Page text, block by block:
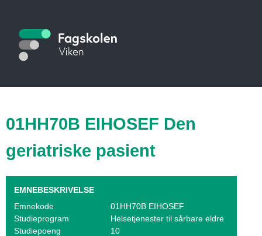
hovedinnhold
S
t
i
k
a
t
a
01HH70B EIHOSEF Den
geriatriske pasient
EMNEBESKRIVELSE
Emnekode
01HH70B EIHOSEF
Studieprogram
Helsetjenester til sårbare eldre
Studiepoeng
10